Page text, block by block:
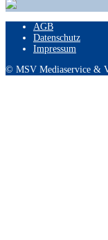
AGB
Datenschutz
Impressum
© MSV Mediaservice &